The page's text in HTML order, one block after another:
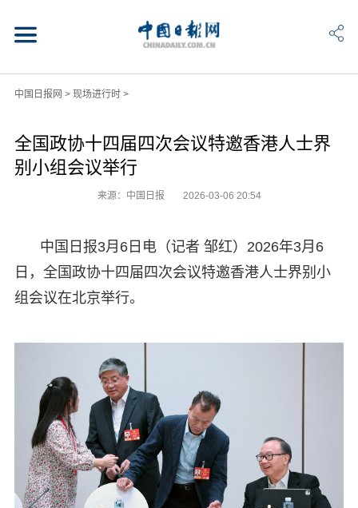
中国日报网 > 现场进行时>
全国政协十四届四次会议特邀香港人士界
别小组会议举行
来源：中国日报 2026-03-06 20:54
中国日报3月6日电（记者 邹红）2026年3月6
日，全国政协十四届四次会议特邀香港人士界别小
组会议在北京举行。